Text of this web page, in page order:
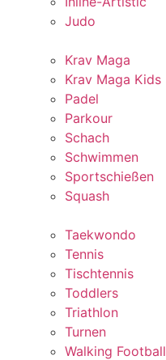
Judo
Krav Maga
Krav Maga Kids
Padel
Parkour
Schach
Schwimmen
Sportschießen
Squash
Taekwondo
Tennis
Tischtennis
Toddlers
Triathlon
Turnen
Walking Football